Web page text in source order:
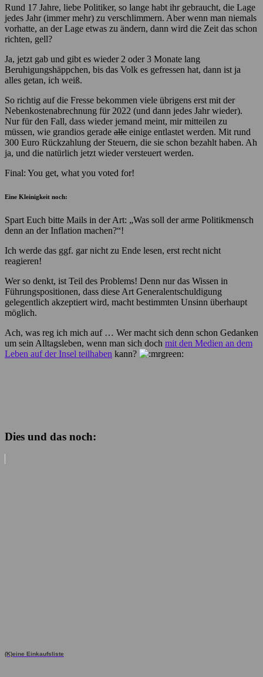
Rund 17 Jahre, liebe Politiker, so lange habt ihr gebraucht, die Lage
jedes Jahr (immer mehr) zu verschlimmern. Aber wenn man niemals
vorhatte, an der Lage etwas zu ändern, dann wird die Zeit das schon
richten, gell?
Ja, jetzt gab und gibt es wieder 2 oder 3 Monate lang
Beruhigungshäppchen, bis das Volk es gefressen hat, dann ist ja
alles getan, ich weiß.
So richtig auf die Fresse bekommen viele übrigens erst mit der
Nebenkostenabrechnung für 2022 (und dann jedes Jahr wieder).
Nur für den Fall, dass wieder jemand meint, mir mitteilen zu
müssen, wie grandios gerade alle einige entlastet werden. Mit rund
300 Euro Rückzahlung der Steuern, die sie schon bezahlt haben. Ah
ja, und die natürlich jetzt wieder versteuert werden.
Final: You get, what you voted for!
Eine Kleinigkeit noch:
Spart Euch bitte Mails in der Art: „Was soll der arme Politikmensch
denn an der Inflation machen?“!
Ich werde das ggf. gar nicht zu Ende lesen, erst recht nicht
reagieren!
Wer so denkt, ist Teil des Problems! Denn nur das Wissen in
Führungspositionen, dass diese Art Generalentschuldigung
gelegentlich akzeptiert wird, macht bestimmten Unsinn überhaupt
möglich.
Ach, was reg ich mich auf … Wer macht sich denn schon Gedanken
um sein Alltagsleben, wenn man sich doch mit den Medien an dem
Leben auf der Insel teilhaben kann?
Dies und das noch:
(K)eine Einkaufsliste